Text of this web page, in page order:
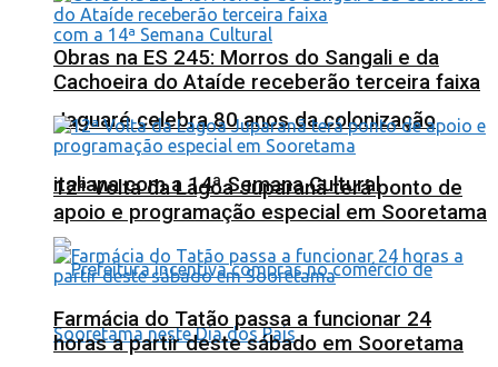
Jaguaré celebra 80 anos da colonização
italiana com a 14ª Semana Cultural
Obras na ES 245: Morros do Sangali e da
Cachoeira do Ataíde receberão terceira faixa
12ª Volta da Lagoa Juparanã terá ponto de
apoio e programação especial em Sooretama
Farmácia do Tatão passa a funcionar 24
horas a partir deste sábado em Sooretama